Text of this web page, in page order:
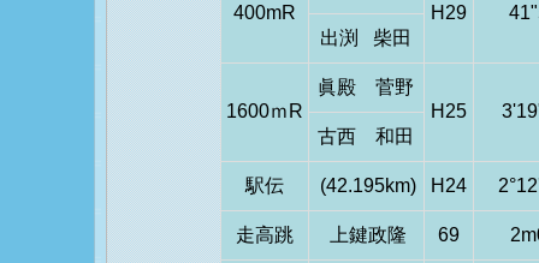
400mR
H29
出渕 柴田
1600ｍR
眞殿 菅野
H25
古西 和田
駅伝 (42.195km) H24
走高跳 上鍵政隆 69